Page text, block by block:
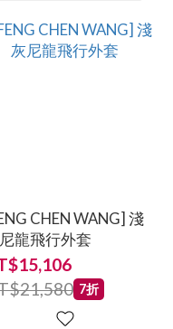
CHEN WANG] 淺
龍飛行外套
7折